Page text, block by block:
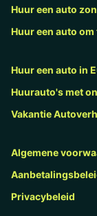
Huur een auto
Huur een auto om
Huur een auto in
Huurauto's met
Vakantie
Algemene
Privacybeleid